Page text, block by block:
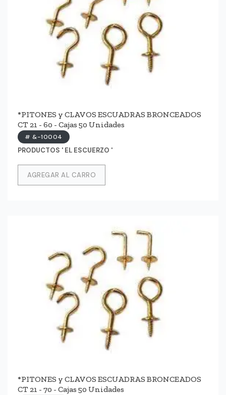
*PITONES y CLAVOS ESCUADRAS BRONCEADOS
CT 21 - 60 - Cajas 50 Unidades
# &-10004
PRODUCTOS ' EL ESCUERZO '
AGREGAR AL CARRO
*PITONES y CLAVOS ESCUADRAS BRONCEADOS
CT 21 - 70 - Cajas 50 Unidades